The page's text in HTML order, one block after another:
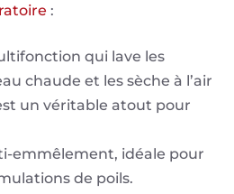
:
qui lave les
chaude et les sèche à l’air
un véritable atout pour
emmêlement, idéale pour
de poils.